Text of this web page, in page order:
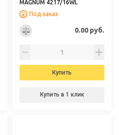
MAGNUM 4217/16WL
Под заказ
0.00 руб.
Купить
Купить в 1 клик